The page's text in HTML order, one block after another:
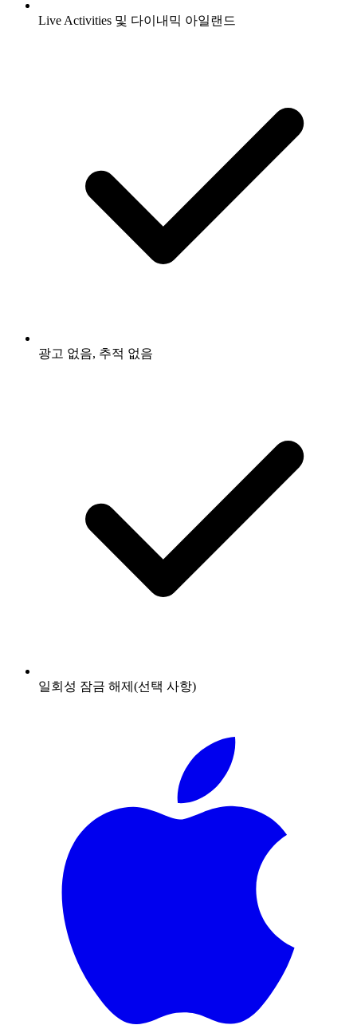
Live Activities 및 다이내믹 아일랜드
광고 없음, 추적 없음
일회성 잠금 해제(선택 사항)